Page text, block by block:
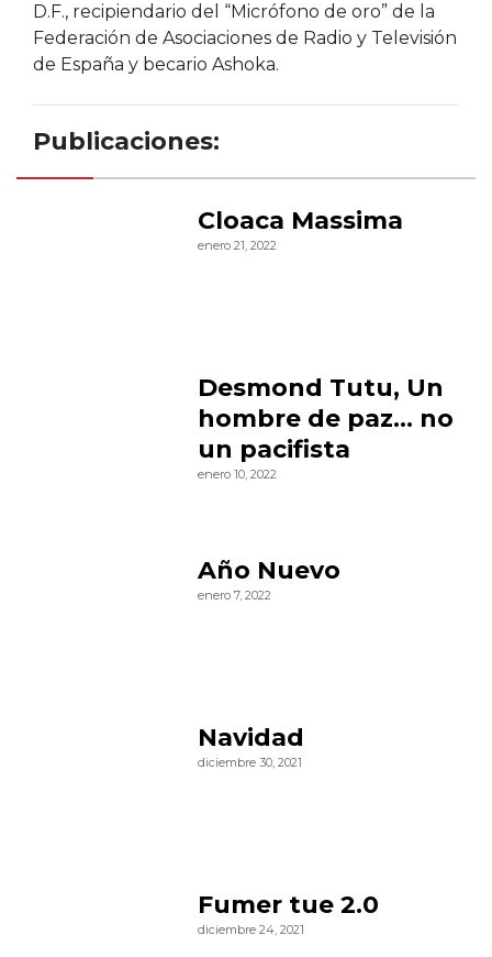
D.F., recipiendario del “Micrófono de oro” de la
Federación de Asociaciones de Radio y Televisión
de España y becario Ashoka.
Publicaciones:
Cloaca Massima
enero 21, 2022
Desmond Tutu, Un
hombre de paz… no
un pacifista
enero 10, 2022
Año Nuevo
enero 7, 2022
Navidad
diciembre 30, 2021
Fumer tue 2.0
diciembre 24, 2021